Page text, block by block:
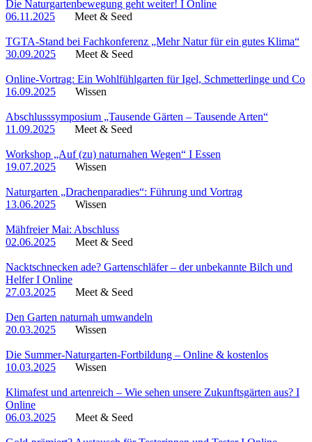
Die Naturgartenbewegung geht weiter! I Online
06.11.2025
Meet & Seed
TGTA-Stand bei Fachkonferenz „Mehr Natur für ein gutes Klima“
30.09.2025
Meet & Seed
Online-Vortrag: Ein Wohlfühlgarten für Igel, Schmetterlinge und Co
16.09.2025
Wissen
Abschlusssymposium „Tausende Gärten – Tausende Arten“
11.09.2025
Meet & Seed
Workshop „Auf (zu) naturnahen Wegen“ I Essen
19.07.2025
Wissen
Naturgarten „Drachenparadies“: Führung und Vortrag
13.06.2025
Wissen
Mähfreier Mai: Abschluss
02.06.2025
Meet & Seed
Nacktschnecken ade? Gartenschläfer – der unbekannte Bilch und
Helfer I Online
27.03.2025
Meet & Seed
Den Garten naturnah umwandeln
20.03.2025
Wissen
Die Summer-Naturgarten-Fortbildung – Online & kostenlos
10.03.2025
Wissen
Klimafest und artenreich – Wie sehen unsere Zukunftsgärten aus? I
Online
06.03.2025
Meet & Seed